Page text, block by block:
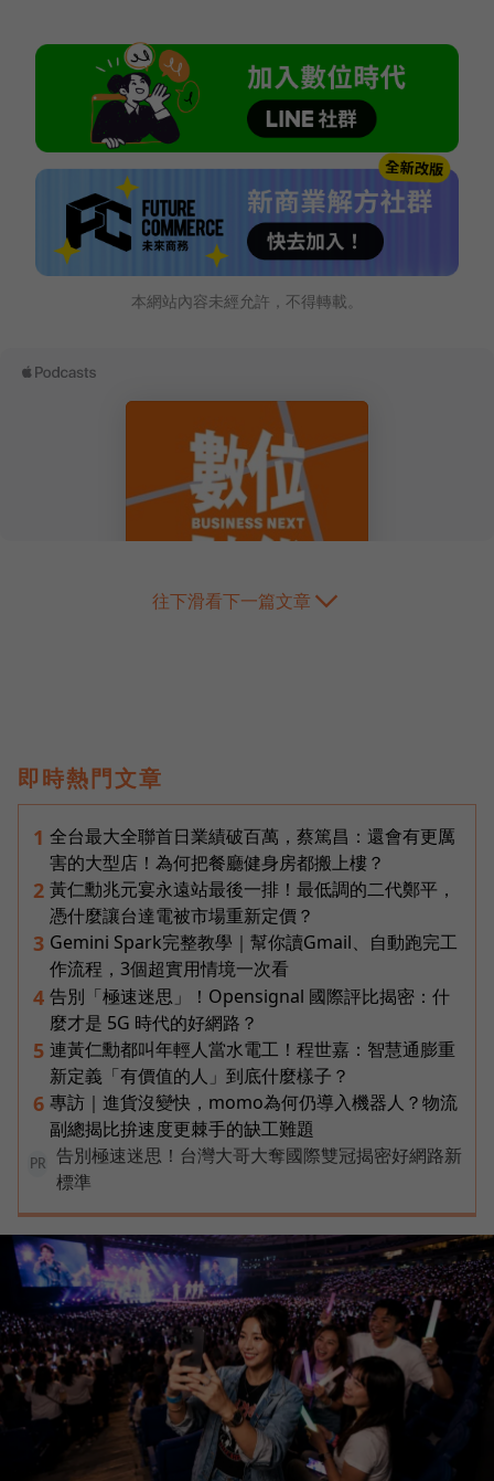
本網站內容未經允許，不得轉載。
往下滑看下一篇文章
即時熱門文章
1 全台最大全聯首日業績破百萬，蔡篤昌：還會有更厲
害的大型店！為何把餐廳健身房都搬上樓？
2 黃仁勳兆元宴永遠站最後一排！最低調的二代鄭平，
憑什麼讓台達電被市場重新定價？
3 Gemini Spark完整教學｜幫你讀Gmail、自動跑完工
作流程，3個超實用情境一次看
4 告別「極速迷思」！Opensignal 國際評比揭密：什
麼才是 5G 時代的好網路？
5 連黃仁勳都叫年輕人當水電工！程世嘉：智慧通膨重
新定義「有價值的人」到底什麼樣子？
6 專訪｜進貨沒變快，momo為何仍導入機器人？物流
副總揭比拚速度更棘手的缺工難題
PR
告別極速迷思！台灣大哥大奪國際雙冠揭密好網路新
標準